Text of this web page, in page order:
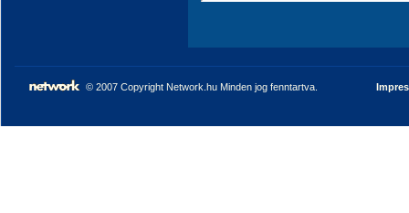
© 2007 Copyright Network.hu Minden jog fenntartva.